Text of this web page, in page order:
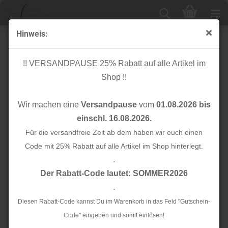
Hinweis:
!! VERSANDPAUSE 25% Rabatt auf alle Artikel im
Shop !!
Wir machen eine Versandpausevom 01.08.2026 bis
einschl. 16.08.2026.
Für die versandfreie Zeit ab dem haben wir euch einen
Code mit 25% Rabatt auf alle Artikel im Shop hinterlegt.
.
Der Rabatt-Code lautet: SOMMER2026
.
Diesen Rabatt-Code kannst Du im Warenkorb in das Feld "Gutschein-
Code" eingeben und somit einlösen!
Knopf Corozo - Plain - 15 mm - blue mist - meetMilk